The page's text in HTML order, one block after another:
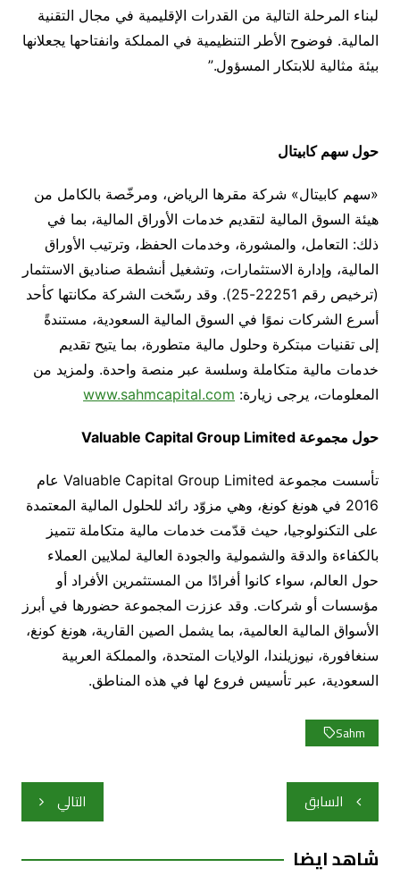
لبناء المرحلة التالية من القدرات الإقليمية في مجال التقنية
المالية. فوضوح الأطر التنظيمية في المملكة وانفتاحها يجعلانها
بيئة مثالية للابتكار المسؤول.”
حول سهم كابيتال
«سهم كابيتال» شركة مقرها الرياض، ومرخّصة بالكامل من
هيئة السوق المالية لتقديم خدمات الأوراق المالية، بما في
ذلك: التعامل، والمشورة، وخدمات الحفظ، وترتيب الأوراق
المالية، وإدارة الاستثمارات، وتشغيل أنشطة صناديق الاستثمار
(ترخيص رقم 22251-25). وقد رسّخت الشركة مكانتها كأحد
أسرع الشركات نموًا في السوق المالية السعودية، مستندةً
إلى تقنيات مبتكرة وحلول مالية متطورة، بما يتيح تقديم
خدمات مالية متكاملة وسلسة عبر منصة واحدة. ولمزيد من
المعلومات، يرجى زيارة: www.sahmcapital.com
حول مجموعة Valuable Capital Group Limited
تأسست مجموعة Valuable Capital Group Limited عام
2016 في هونغ كونغ، وهي مزوّد رائد للحلول المالية المعتمدة
على التكنولوجيا، حيث قدّمت خدمات مالية متكاملة تتميز
بالكفاءة والدقة والشمولية والجودة العالية لملايين العملاء
حول العالم، سواء كانوا أفرادًا من المستثمرين الأفراد أو
مؤسسات أو شركات. وقد عززت المجموعة حضورها في أبرز
الأسواق المالية العالمية، بما يشمل الصين القارية، هونغ كونغ،
سنغافورة، نيوزيلندا، الولايات المتحدة، والمملكة العربية
السعودية، عبر تأسيس فروع لها في هذه المناطق.
Sahm
تصفّح
المقالات
السابق التالي
شاهد ايضا